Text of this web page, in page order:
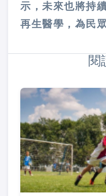
示，未來也將持
再生醫學，為民
閱